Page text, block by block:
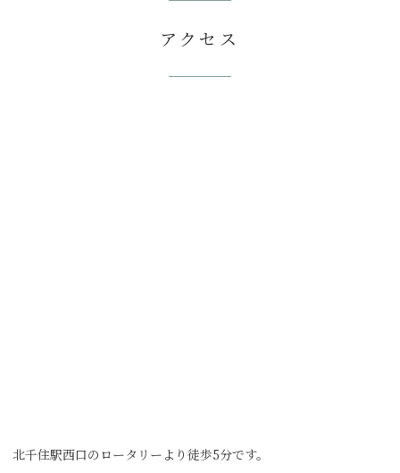
アクセス
北千住駅西口のロータリーより徒歩5分です。